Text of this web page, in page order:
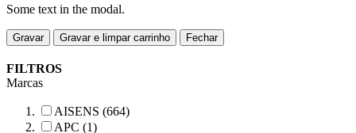
Some text in the modal.
Gravar Gravar e limpar carrinho Fechar
FILTROS
Marcas
AISENS (664)
APC (1)